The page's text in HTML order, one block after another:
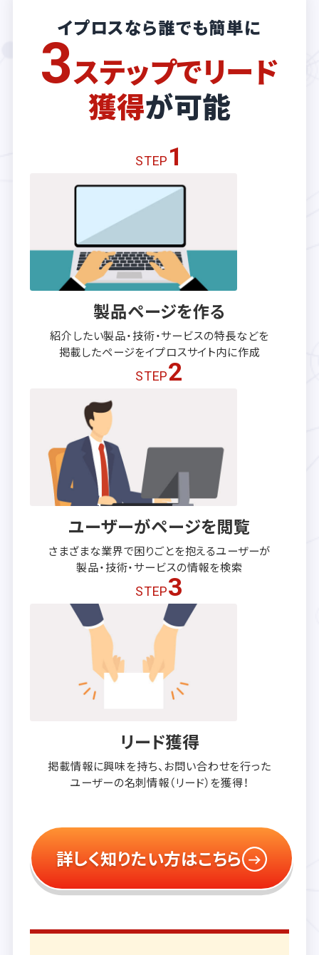
イプロスなら誰でも簡単に
3ステップでリード
獲得が可能
STEP 1
製品ページを作る
紹介したい製品・技術・サービスの特長などを
掲載したページをイプロスサイト内に作成
STEP2
ユーザーがページを閲覧
さまざまな業界で困りごとを抱えるユーザーが
製品・技術・サービスの情報を検索
STEP3
リード獲得
掲載情報に興味を持ち、 お問い合わせを行った
ユーザーの名刺情報（リード）を獲得！
詳しく知りたい方はこちら